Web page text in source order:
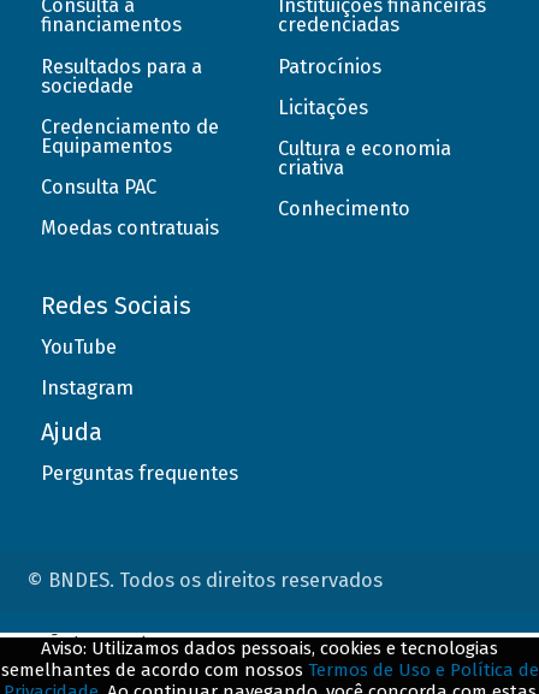
Consulta a
financiamentos
Resultados para a
sociedade
Credenciamento de
Equipamentos
Consulta PAC
Moedas contratuais
Instituições financeiras
credenciadas
Patrocínios
Licitações
Cultura e economia
criativa
Conhecimento
Redes Sociais
YouTube
Instagram
Ajuda
Perguntas frequentes
© BNDES. Todos os direitos reservados
Aviso: Utilizamos dados pessoais, cookies e tecnologias
semelhantes de acordo com nossos Termos de Uso e Política de
ConteÃºdo complementar
${title}${badge}